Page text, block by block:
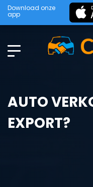
Download onze
app
AUTO
EXPORT?